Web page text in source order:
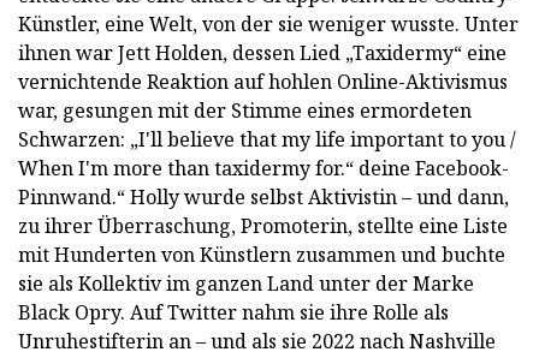
Künstler, eine Welt, von der sie weniger wusste. Unter
ihnen war Jett Holden, dessen Lied „Taxidermy“ eine
vernichtende Reaktion auf hohlen Online-Aktivismus
war, gesungen mit der Stimme eines ermordeten
Schwarzen: „I'll believe that my life important to you /
When I'm more than taxidermy for.“ deine Facebook-
Pinnwand.“ Holly wurde selbst Aktivistin – und dann,
zu ihrer Überraschung, Promoterin, stellte eine Liste
mit Hunderten von Künstlern zusammen und buchte
sie als Kollektiv im ganzen Land unter der Marke
Black Opry. Auf Twitter nahm sie ihre Rolle als
Unruhestifterin an – und als sie 2022 nach Nashville